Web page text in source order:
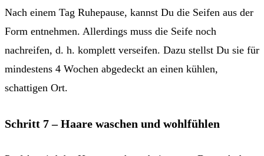
Nach einem Tag Ruhepause, kannst Du die Seifen aus der
Form entnehmen. Allerdings muss die Seife noch
nachreifen, d. h. komplett verseifen. Dazu stellst Du sie für
mindestens 4 Wochen abgedeckt an einen kühlen,
schattigen Ort.
Schritt 7 – Haare waschen und wohlfühlen